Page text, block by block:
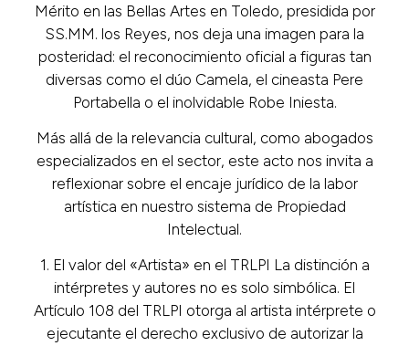
Mérito en las Bellas Artes en Toledo, presidida por
SS.MM. los Reyes, nos deja una imagen para la
posteridad: el reconocimiento oficial a figuras tan
diversas como el dúo Camela, el cineasta Pere
Portabella o el inolvidable Robe Iniesta.
Más allá de la relevancia cultural, como abogados
especializados en el sector, este acto nos invita a
reflexionar sobre el encaje jurídico de la labor
artística en nuestro sistema de Propiedad
Intelectual.
1. El valor del «Artista» en el TRLPI La distinción a
intérpretes y autores no es solo simbólica. El
Artículo 108 del TRLPI otorga al artista intérprete o
ejecutante el derecho exclusivo de autorizar la